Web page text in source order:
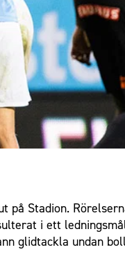
Stadion.
i ett
glidtackla undan